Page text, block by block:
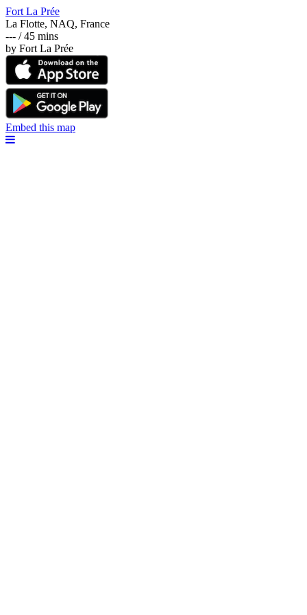
Fort La Prée
La Flotte, NAQ, France
--- / 45 mins
by Fort La Prée
Embed this map